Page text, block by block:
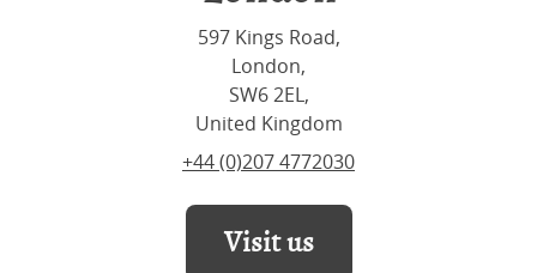
597 Kings Road,
London,
SW6 2EL,
United Kingdom
+44 (0)207 4772030
Visit us